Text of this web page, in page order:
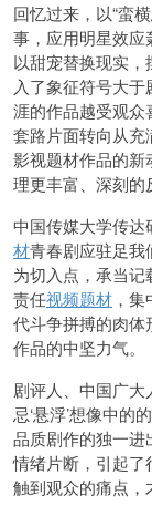
回忆过来，以“蛮
事，应用明星效应
以甜宠替换现实
入了象征符号大
涯的作品越受观
套路片面转向从充
影视题材作品的新
理更丰富、深刻的
中国传媒大学传达
材青春剧应驻足我
为切入点，承当
责任视频题材 ，
代斗争拼搏的肉
作品的中坚力气。
剧评人、中国广
忌‘悬浮’想像中的
品质剧作的独一进
情绪片断，引起了
触到观众的痛点，